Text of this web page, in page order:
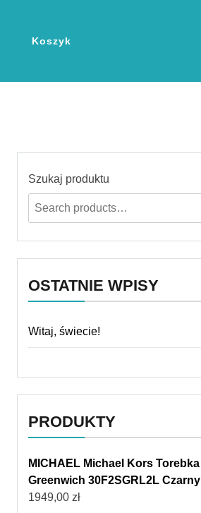
Koszyk
Szukaj produktu
OSTATNIE WPISY
Witaj, świecie!
PRODUKTY
MICHAEL Michael Kors Torebka
Greenwich 30F2SGRL2L Czarny
1949,00 zł